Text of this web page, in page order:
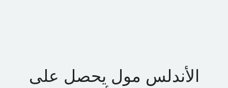
الأندلس مول يحصل على